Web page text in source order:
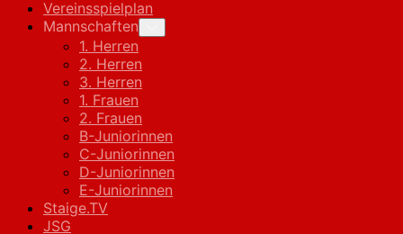
Vereinsspielplan
Mannschaften
Child
1. Herren
2. Herren
3. Herren
1. Frauen
2. Frauen
B-Juniorinnen
C-Juniorinnen
D-Juniorinnen
E-Juniorinnen
Staige.TV
JSG